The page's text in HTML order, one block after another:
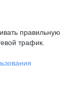
правильную
трафик.